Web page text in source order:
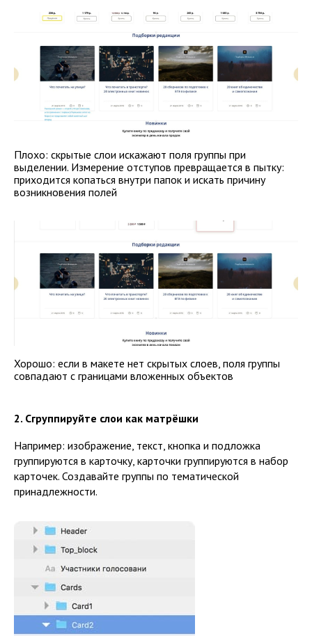
Плохо: скрытые слои искажают поля группы при
выделении. Измерение отступов превращается в пытку:
приходится копаться внутри папок и искать причину
возникновения полей
Хорошо: если в макете нет скрытых слоев, поля группы
совпадают с границами вложенных объектов
2. Сгруппируйте слои как матрёшки
Например: изображение, текст, кнопка и подложка
группируются в карточку, карточки группируются в набор
карточек. Создавайте группы по тематической
принадлежности.